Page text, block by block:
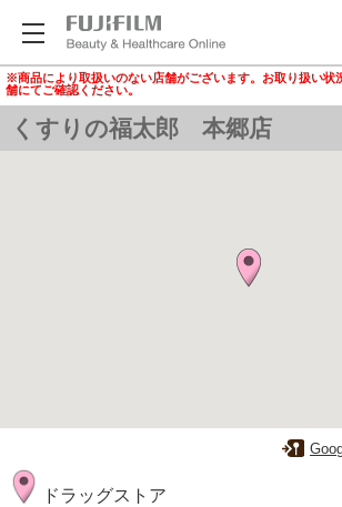
※商品により取扱いのない店舗がございます。お取り扱い状
舗にてご確認ください。
くすりの福太郎 本郷店
ドラッグストア